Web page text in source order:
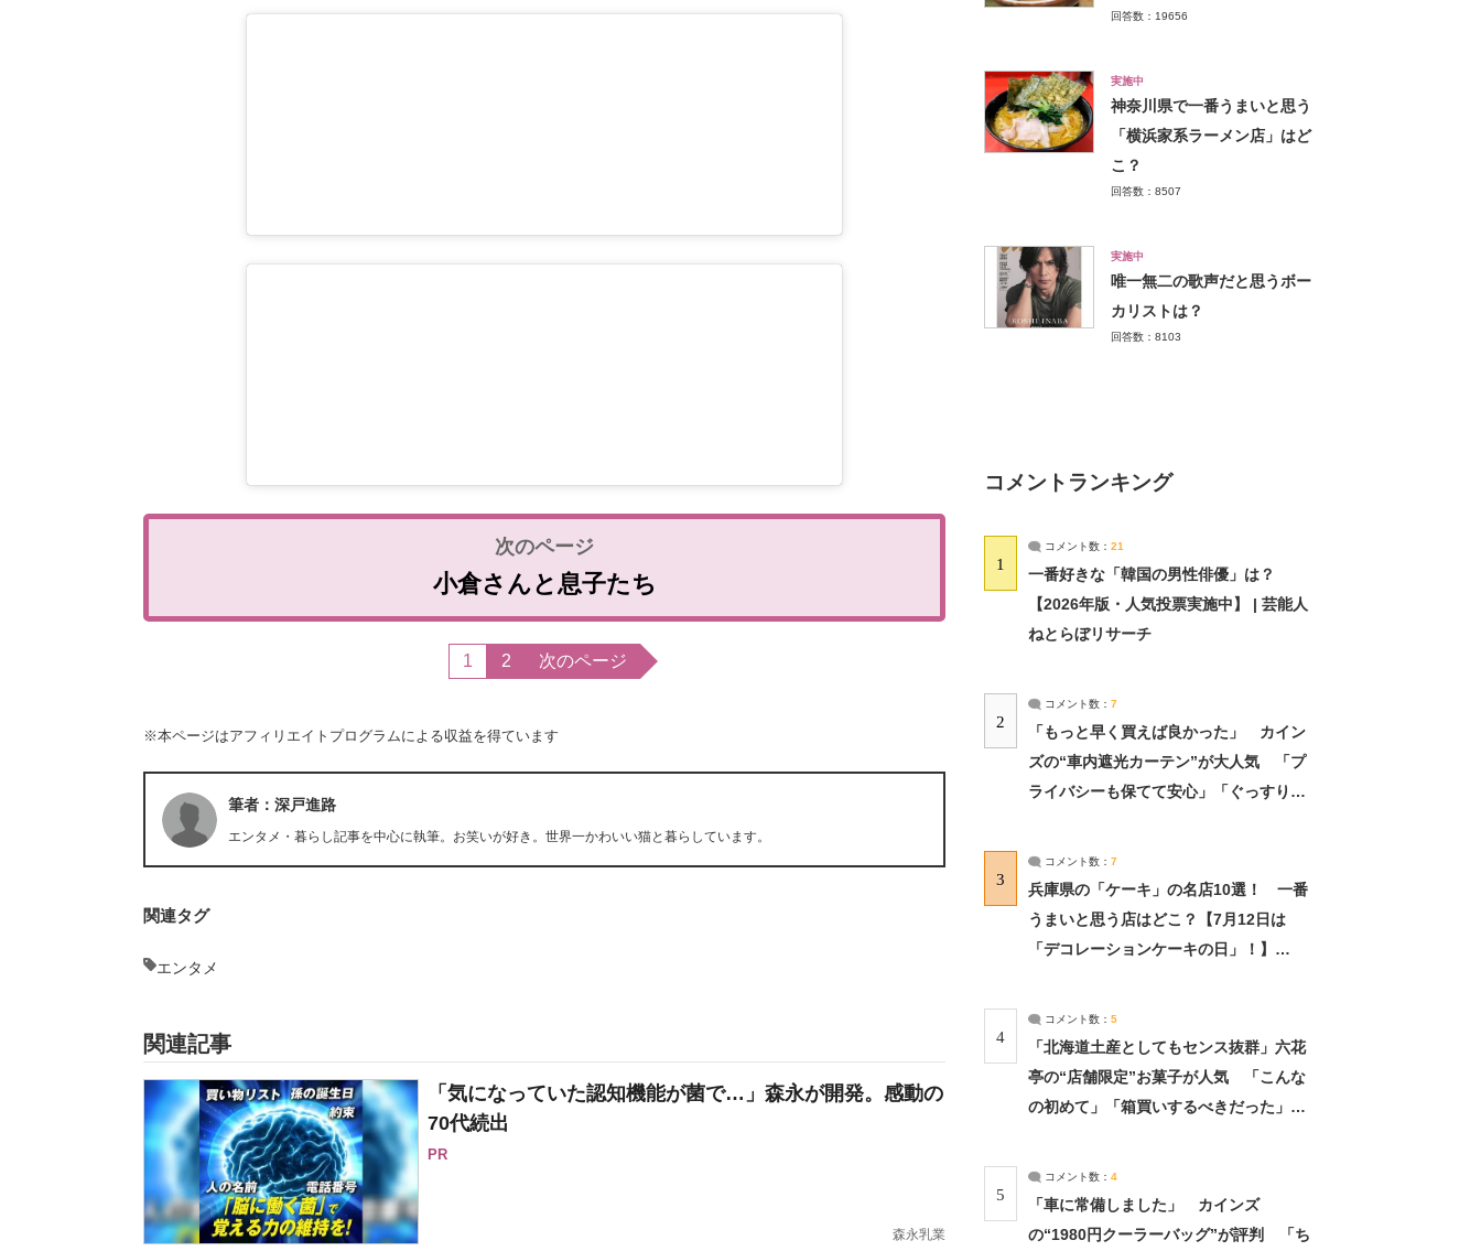
小倉さんと息子たち
1 2 次のページ
※本ページはアフィリエイトプログラムによる収益を得ています
筆者：深戸進路
エンタメ・暮らし記事を中心に執筆。お笑いが好き。世界一かわいい猫と暮らしています。
関連タグ
エンタメ
関連記事
「気になっていた認知機能が菌で…」森永が開発。感動の
70代続出
PR
森永乳業
回答数：19656
実施中
神奈川県で一番うまいと思う
「横浜家系ラーメン店」はど
こ？
回答数：8507
実施中
唯一無二の歌声だと思うボー
カリストは？
回答数：8103
コメントランキング
1
コメント数： 21
一番好きな「韓国の男性俳優」は？
【2026年版・人気投票実施中】 | 芸能人
ねとらぼリサーチ
2
コメント数： 7
「もっと早く買えば良かった」 カイン
ズの“車内遮光カーテン”が大人気 「プ
ライバシーも保てて安心」「ぐっすり眠
3
コメント数： 7
兵庫県の「ケーキ」の名店10選！ 一番
うまいと思う店はどこ？【7月12日は
「デコレーションケーキの日」！】
4
コメント数： 5
「北海道土産としてもセンス抜群」六花
亭の“店舗限定”お菓子が人気 「こんな
の初めて」「箱買いするべきだった」
5
コメント数： 4
「車に常備しました」 カインズ
の“1980円クーラーバッグ”が評判 「ち